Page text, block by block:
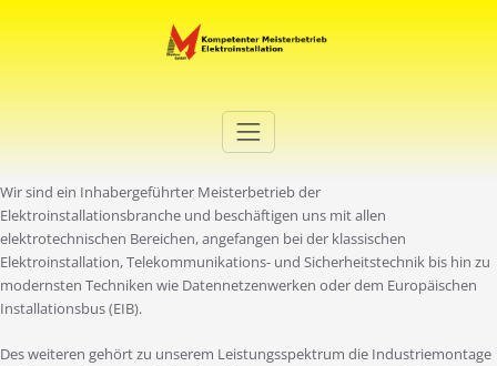
Elektro Martini
Wir sind ein Inhabergeführter Meisterbetrieb der
Elektroinstallationsbranche und beschäftigen uns mit allen
elektrotechnischen Bereichen, angefangen bei der klassischen
Elektroinstallation, Telekommunikations- und Sicherheitstechnik bis hin zu
modernsten Techniken wie Datennetzenwerken oder dem Europäischen
Installationsbus (EIB).
Des weiteren gehört zu unserem Leistungsspektrum die Industriemontage